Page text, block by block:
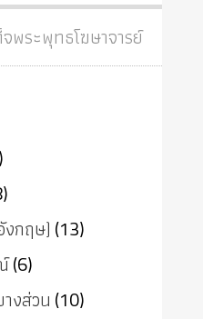
พระพุทธโฆษาจารย์
กฤษ) (13)
(6)
งส่วน (10)